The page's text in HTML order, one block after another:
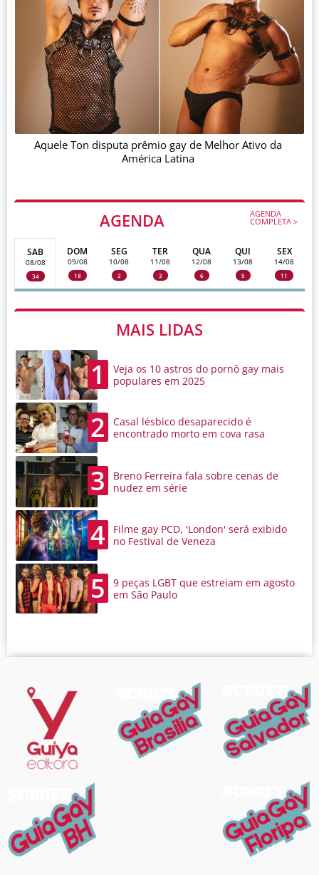
AGENDA AGENDA
COMPLETA >
SAB
08/08
34
DOM
09/08
18
SEG
10/08
2
TER
11/08
3
QUA
12/08
6
QUI
13/08
5
SEX
14/08
11
MAIS LIDAS
1
Veja os 10 astros do pornô gay mais
populares em 2025
2
Casal lésbico desaparecido é
encontrado morto em cova rasa
3
Breno Ferreira fala sobre cenas de
nudez em série
4
Filme gay PCD, 'London' será exibido
no Festival de Veneza
5
9 peças LGBT que estreiam em agosto
em São Paulo
Aquele Ton disputa prêmio gay de Melhor Ativo da
América Latina